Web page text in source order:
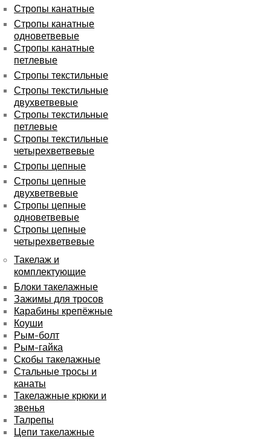
Стропы канатные
Стропы канатные
одноветвевые
Стропы канатные
петлевые
Стропы текстильные
Стропы текстильные
двухветвевые
Стропы текстильные
петлевые
Стропы текстильные
четырехветвевые
Стропы цепные
Стропы цепные
двухветвевые
Стропы цепные
одноветвевые
Стропы цепные
четырехветвевые
Такелаж и
комплектующие
Блоки такелажные
Зажимы для тросов
Карабины крепёжные
Коуши
Рым-болт
Рым-гайка
Скобы такелажные
Стальные тросы и
канаты
Такелажные крюки и
звенья
Талрепы
Цепи такелажные